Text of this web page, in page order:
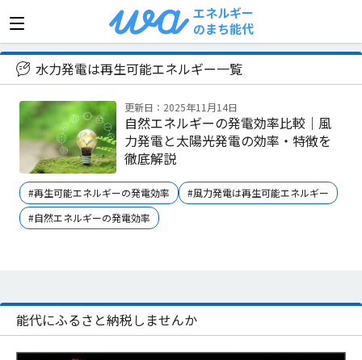
エネルギー
のまち能代
水力発電は再生可能エネルギー
水力発電は再生可能エネルギー一覧
更新日：2025年11月14日
自然エネルギーの発電効率比較｜風
力発電と太陽光発電の効率・特徴を
徹底解説
#再生可能エネルギーの発電効率
#風力発電は再生可能エネルギー
#自然エネルギーの発電効率
能代にふるさと納税しませんか